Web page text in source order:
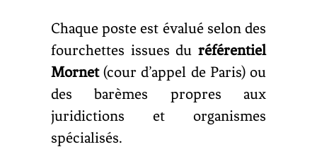
Chaque poste est évalué selon des
fourchettes issues duréférentiel
Mornet(cour d’appel de Paris) ou
des barèmes propres aux
juridictions et organismes
spécialisés.